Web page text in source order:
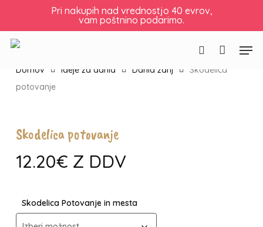
content
Pri nakupih nad vrednostjo 40 evrov,
vam poštnino podarimo.
Košarica Zapri
košarico
Domov Ideje za darila Darila zanj
Skodelica
potovanje
Skodelica potovanje
12.20€ Z DDV
Skodelica Potovanje in mesta